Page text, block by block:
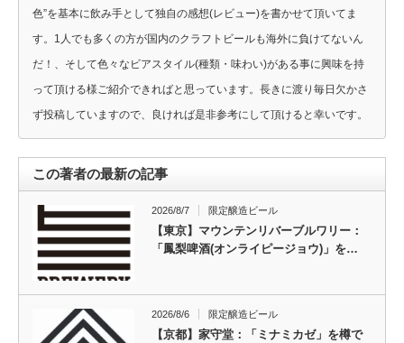
色”を基本に飲み手として独自の感想(レビュー)を書かせて頂いてま
す。1人でも多くの方が国内のクラフトビールも海外に負けてないん
だ！、そして色々なビアスタイル(種類・味わい)がある事に興味を持
って頂ける様ご紹介できればと思っています。長きに渡り毎日欠かさ
ず投稿していますので、良ければ是非参考にして頂けると幸いです。
この著者の最新の記事
2026/8/7 限定醸造ビール
【東京】マウンテンリバーブルワリー：
「鳳梨啤酒(オンライピージョウ)」を…
2026/8/6 限定醸造ビール
【京都】家守堂：「ミナミカゼ」を樽で